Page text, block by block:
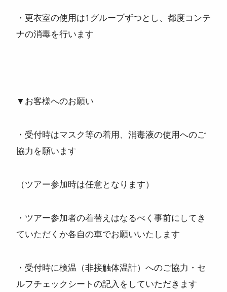
・更衣室の使用は1グループずつとし、都度コンテ
ナの消毒を行います
▼お客様へのお願い
・受付時はマスク等の着用、消毒液の使用へのご
協力を願います
（ツアー参加時は任意となります）
・ツアー参加者の着替えはなるべく事前にしてき
ていただくか各自の車でお願いいたします
・受付時に検温（非接触体温計）へのご協力・セ
ルフチェックシートの記入をしていただきます